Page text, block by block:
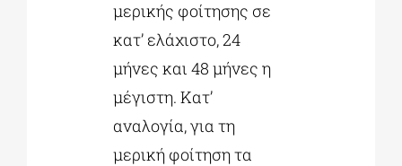
μερικής φοίτησης σε
κατ’ ελάχιστο, 24
μήνες και 48 μήνες η
μέγιστη. Κατ’
αναλογία, για τη
μερική φοίτηση τα